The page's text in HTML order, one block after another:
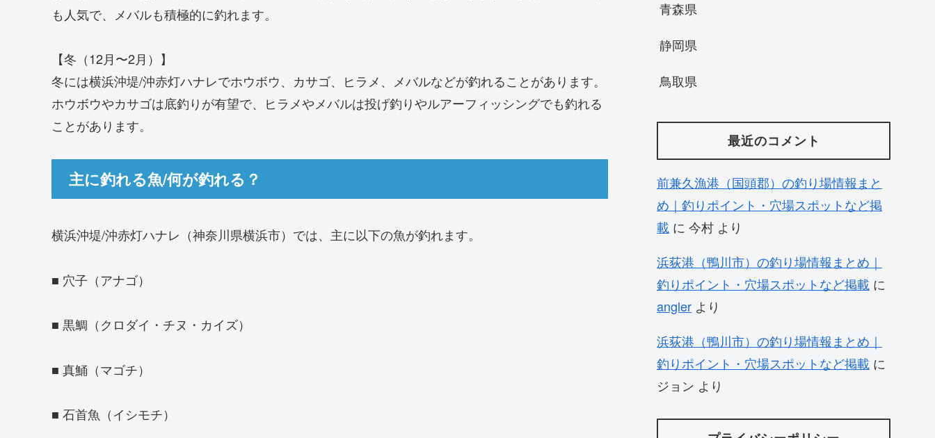
も人気で、メバルも積極的に釣れます。
【冬（12月〜2月）】
冬には横浜沖堤/沖赤灯ハナレでホウボウ、カサゴ、ヒラメ、メバルなどが釣れることがあります。
ホウボウやカサゴは底釣りが有望で、ヒラメやメバルは投げ釣りやルアーフィッシングでも釣れる
ことがあります。
主に釣れる魚/何が釣れる？
横浜沖堤/沖赤灯ハナレ（神奈川県横浜市）では、主に以下の魚が釣れます。
■ 穴子（アナゴ）
■ 黒鯛（クロダイ・チヌ・カイズ）
■ 真鯒（マゴチ）
■ 石首魚（イシモチ）
青森県
静岡県
鳥取県
最近のコメント
前兼久漁港（国頭郡）の釣り場情報まと
め｜釣りポイント・穴場スポットなど掲
載 に 今村 より
浜荻港（鴨川市）の釣り場情報まとめ｜
釣りポイント・穴場スポットなど掲載 に
angler より
浜荻港（鴨川市）の釣り場情報まとめ｜
釣りポイント・穴場スポットなど掲載 に
ジョン より